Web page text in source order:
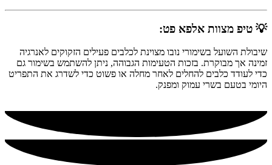
💡 טיפ מצוות אלפא פט:
שיבולת השועל בשימורי נובו מצוינת לכלבים פעילים הזקוקים לאנרגיה
זמינה אך מבוקרת. בזכות הטעימות הגבוהה, ניתן להשתמש בשימור גם
כדי לעודד כלבים להחלים לאחר מחלה או פשוט כדי לשדרג את התפריט
היומי בטעם בשרי עמוק ומפנק.